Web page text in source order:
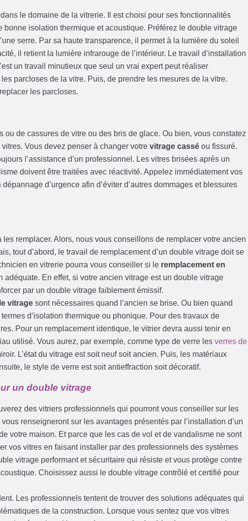
le domaine de la vitrerie. Il est choisi pour ses fonctionnalités
bonne isolation thermique et acoustique. Préférez le double vitrage
serre. Par sa haute transparence, il permet à la lumière du soleil
il retient la lumière infrarouge de l’intérieur. Le travail d’installation
un travail minutieux que seul un vrai expert peut réaliser
parcloses de la vitre. Puis, de prendre les mesures de la vitre.
les parcloses.
de cassures de vitre ou des bris de glace. Ou bien, vous constatez
Vous devez penser à changer votrevitrage cassé ou fissuré.
l’assistance d’un professionnel. Les vitres brisées après un
doivent être traitées avec réactivité. Appelez immédiatement vos
d’urgence afin d’éviter d’autres dommages et blessures
remplacer. Alors, nous vous conseillons de remplacer votre ancien
tout d’abord, le travail de remplacement d’un double vitrage doit se
en vitrerie pourra vous conseiller si le remplacement en
adéquate. En effet, si votre ancien vitrage est un double vitrage
par un double vitrage faiblement émissif.
vitrage sont nécessaires quand l’ancien se brise. Ou bien quand
d’isolation thermique ou phonique. Pour des travaux de
Pour un remplacement identique, le vitrier devra aussi tenir en
utilisé. Vous aurez, par exemple, comme type de verre lesverres de
L’état du vitrage est soit neuf soit ancien. Puis, les matériaux
le style de verre est soit antieffraction soit décoratif.
un double vitrage
des vitriers professionnels qui pourront vous conseiller sur les
renseigneront sur les avantages présentés par l’installation d’un
votre maison. Et parce que les cas de vol et de vandalisme ne sont
vos vitres en faisant installer par des professionnels des systèmes
vitrage performant et sécuritaire qui résiste et vous protège contre
Choisissez aussi le double vitrage contrôlé et certifié pour
Les professionnels tentent de trouver des solutions adéquates qui
de la construction. Lorsque vous sentez que vos vitres